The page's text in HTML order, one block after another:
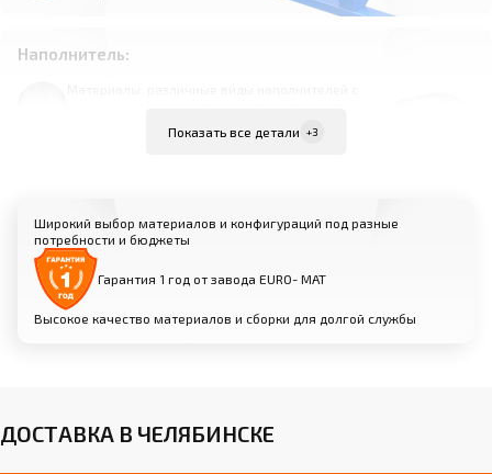
Наполнитель:
Торцевые накладки:
Материалы: массив дерева или
Обеспечивают эстетичный внешний вид
снаряда
Показать все детали +3
Широкий выбор материалов и конфигураций под разные
потребности и бюджеты
Гарантия 1 год от завода EURO- МАТ
Высокое качество материалов и сборки для долгой службы
ДОСТАВКА В ЧЕЛЯБИНСКЕ